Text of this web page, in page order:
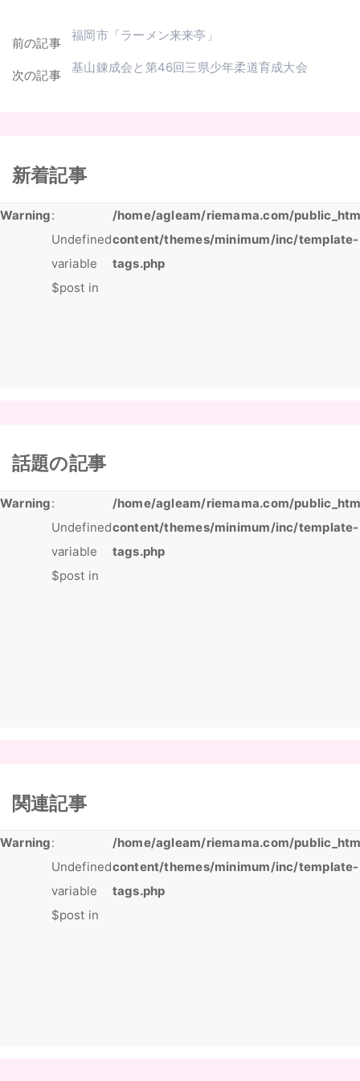
前の記事
福岡市「ラーメン来来亭」
次の記事
基山錬成会と第46回三県少年柔道育成大会
新着記事
Warning:
Undefined
variable
$post in
/home/agleam/riemama.com/
content/themes/minimum/inc/template-
tags.php
話題の記事
Warning:
Undefined
variable
$post in
/home/agleam/riemama.com/
content/themes/minimum/inc/template-
tags.php
関連記事
Warning:
Undefined
variable
$post in
/home/agleam/riemama.com/
content/themes/minimum/inc/template-
tags.php